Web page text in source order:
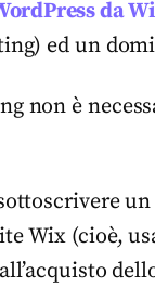
da
ed un
non è
Wix (cioè,